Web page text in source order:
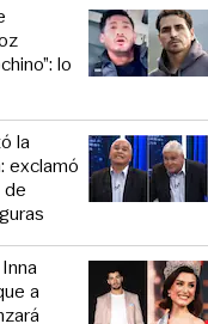
lo
la
exclamó
de
a